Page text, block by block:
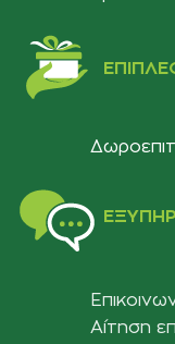
Αίτηση